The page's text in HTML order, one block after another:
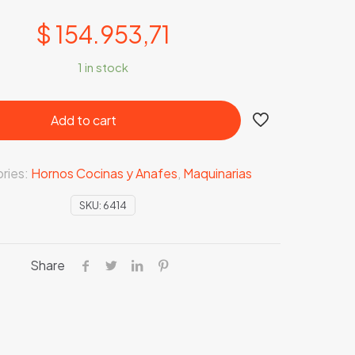
$ 154.953,71
1 in stock
Add to cart
SKU: 6414
Hornos Cocinas y Anafes Maquinarias
Share